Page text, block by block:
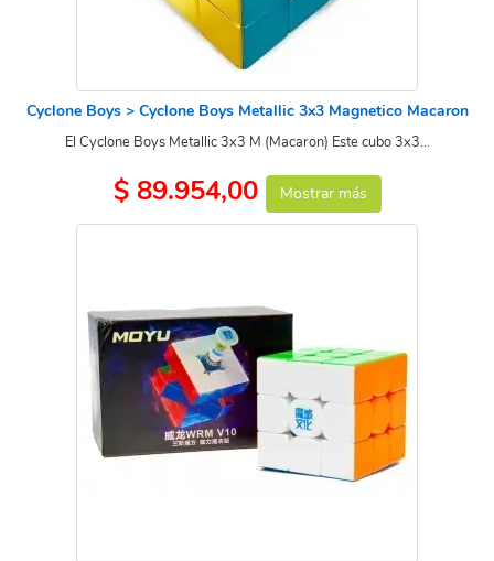
Cyclone Boys > Cyclone Boys Metallic 3x3 Magnetico Macaron
El Cyclone Boys Metallic 3x3 M (Macaron) Este cubo 3x3...
$ 89.954,00 Mostrar más